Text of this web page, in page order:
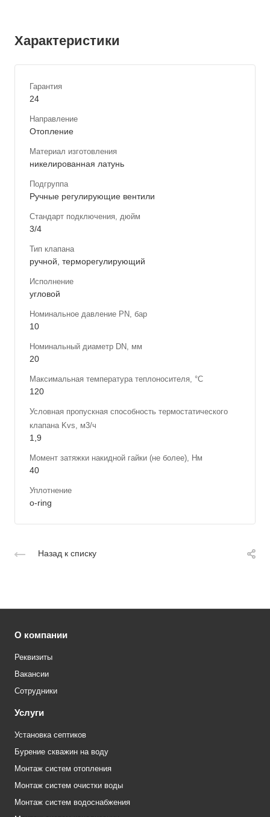
Характеристики
Гарантия
24
Направление
Отопление
Материал изготовления
никелированная латунь
Подгруппа
Ручные регулирующие вентили
Стандарт подключения, дюйм
3/4
Тип клапана
ручной, терморегулирующий
Исполнение
угловой
Номинальное давление PN, бар
10
Номинальный диаметр DN, мм
20
Максимальная температура теплоносителя, °С
120
Условная пропускная способность термостатического
клапана Kvs, м3/ч
1,9
Момент затяжки накидной гайки (не более), Нм
40
Уплотнение
o-ring
Назад к списку
О компании
Реквизиты
Вакансии
Сотрудники
Услуги
Установка септиков
Бурение скважин на воду
Монтаж систем отопления
Монтаж систем очистки воды
Монтаж систем водоснабжения